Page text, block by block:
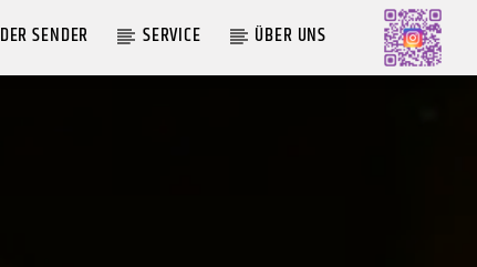
DER SENDER SERVICE ÜBER UNS